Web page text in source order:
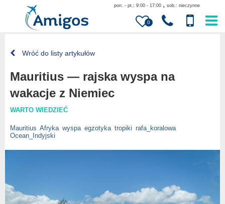
0
pon. - pt.: 9:00 - 17:00 , sob.: nieczynne
Wróć do listy artykułów
Mauritius — rajska wyspa na
wakacje z Niemiec
WARTO WIEDZIEĆ
Mauritius Afryka wyspa egzotyka tropiki rafa_koralowa
Ocean_Indyjski